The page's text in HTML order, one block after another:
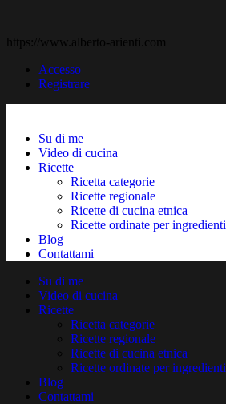
https://www.alberto-arienti.com
Accesso
Registrare
Su di me
Video di cucina
Ricette
Ricetta categorie
Ricette regionale
Ricette di cucina etnica
Ricette ordinate per ingredienti
Blog
Contattami
Su di me
Video di cucina
Ricette
Ricetta categorie
Ricette regionale
Ricette di cucina etnica
Ricette ordinate per ingredienti
Blog
Contattami